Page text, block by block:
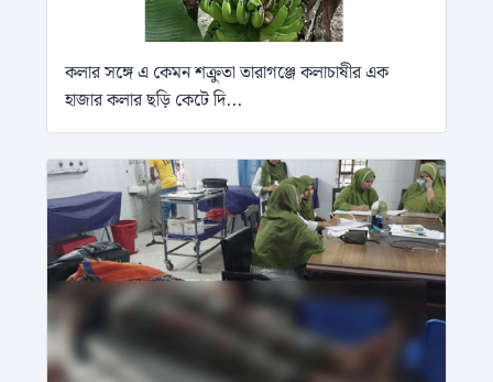
কলার সঙ্গে এ কেমন শক্রুতা তারাগঞ্জে কলাচাষীর এক
হাজার কলার ছড়ি কেটে দি...